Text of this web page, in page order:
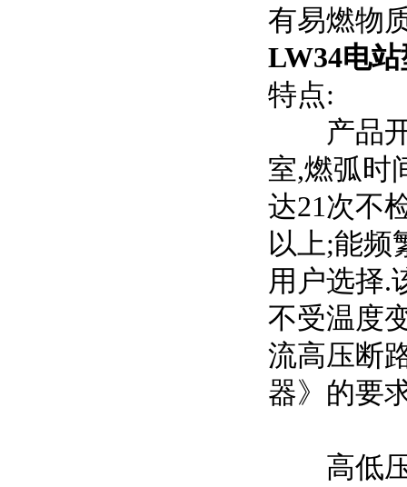
有易燃物
LW34电
特点:
产品开
室,燃弧时
达21次不
以上;能频
用户选择.
不受温度
流高压断
器》的要
高低压